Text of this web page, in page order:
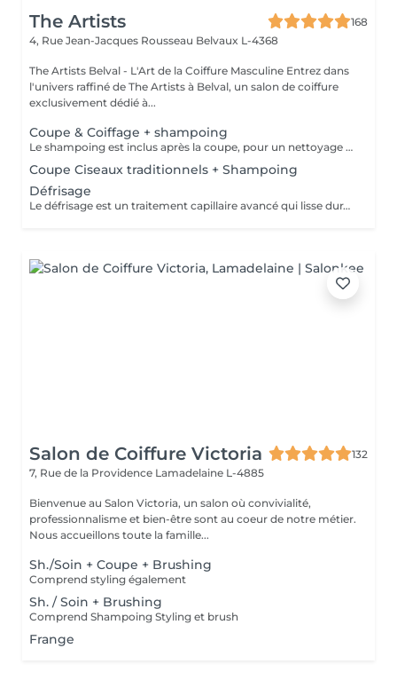
The Artists
168
4, Rue Jean-Jacques Rousseau Belvaux L-4368
The Artists Belval - L'Art de la Coiffure Masculine Entrez dans
l'univers raffiné de The Artists à Belval, un salon de coiffure
exclusivement dédié à...
Coupe & Coiffage + shampoing
Le shampoing est inclus après la coupe, pour un nettoyage en profondeur et un soin optimal. Le coiffage, réalisé en fin de prestation, garantit un style parfaitement maîtrisé et durable.
Coupe Ciseaux traditionnels + Shampoing
Défrisage
Le défrisage est un traitement capillaire avancé qui lisse durablement les cheveux, facilitant leur coiffage tout en éliminant les frisottis pour un résultat élégant et soigné. Le shampoing est inclus après la coupe, pour un nettoyage en profondeur et un soin optimal.
Salon de Coiffure Victoria
132
7, Rue de la Providence Lamadelaine L-4885
Bienvenue au Salon Victoria, un salon où convivialité,
professionnalisme et bien-être sont au coeur de notre métier.
Nous accueillons toute la famille...
Sh./Soin + Coupe + Brushing
Comprend styling également
Sh. / Soin + Brushing
Comprend Shampoing Styling et brush
Frange